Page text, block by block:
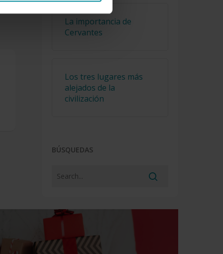
La importancia de
Cervantes
Los tres lugares más
alejados de la
civilización
BÚSQUEDAS